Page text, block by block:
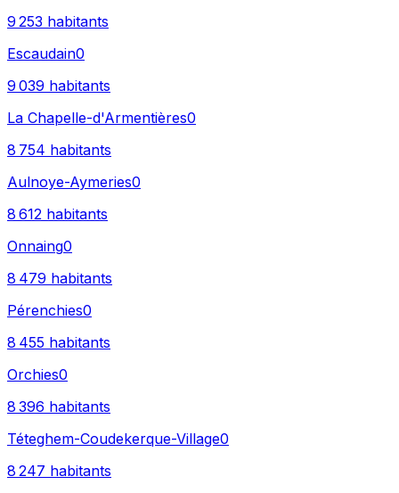
9 253 habitants
Escaudain0
9 039 habitants
La Chapelle-d'Armentières0
8 754 habitants
Aulnoye-Aymeries0
8 612 habitants
Onnaing0
8 479 habitants
Pérenchies0
8 455 habitants
Orchies0
8 396 habitants
Téteghem-Coudekerque-Village0
8 247 habitants